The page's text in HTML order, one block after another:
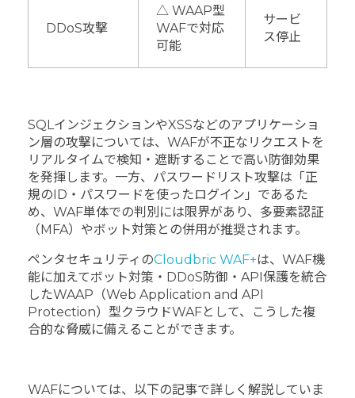
DDoS攻撃
△ WAAP型
WAFで対応
可能
サービ
ス停止
SQLインジェクションやXSSなどのアプリケーショ
ン層の攻撃については、WAFが不正なリクエストを
リアルタイムで検知・遮断することで高い防御効果
を発揮します。一方、パスワードリスト攻撃は「正
規のID・パスワードを使ったログイン」であるた
め、WAF単体での判別には限界があり、多要素認証
（MFA）やボット対策との併用が推奨されます。
ペンタセキュリティのCloudbric WAF+は、WAF機
能に加えてボット対策・DDoS防御・API保護を統合
したWAAP（Web Application and API
Protection）型クラウドWAFとして、こうした複
合的な脅威に備えることができます。
WAFについては、以下の記事で詳しく解説していま